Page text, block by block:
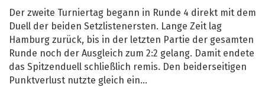
Der zweite Turniertag begann in Runde 4 direkt mit dem
Duell der beiden Setzlistenersten. Lange Zeit lag
Hamburg zurück, bis in der letzten Partie der gesamten
Runde noch der Ausgleich zum 2:2 gelang. Damit endete
das Spitzenduell schließlich remis. Den beiderseitigen
Punktverlust nutzte gleich ein...